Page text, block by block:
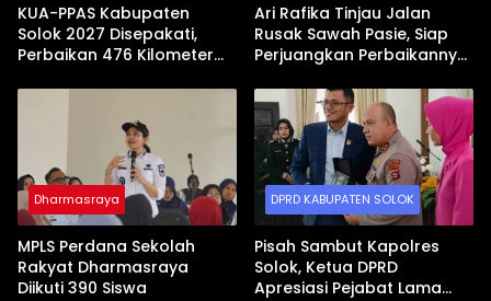
KUA-PPAS Kabupaten
Solok 2027 Disepakati,
Perbaikan 476 Kilometer
Ari Rafika Tinjau Jalan
Rusak Sawah Pasie, Siap
Perjuangkan Perbaikannya
Dharmasraya
MPLS Perdana Sekolah
Rakyat Dharmasraya
Diikuti 390 Siswa
DPRD KABUPATEN SOLOK
Pisah Sambut Kapolres
Solok, Ketua DPRD
Apresiasi Pejabat Lama